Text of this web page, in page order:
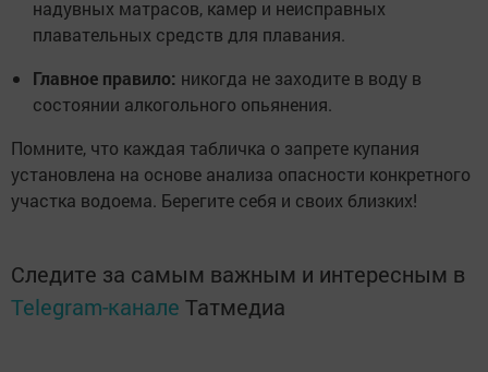
надувных матрасов, камер и неисправных
плавательных средств для плавания.
Главное правило: никогда не заходите в воду в
состоянии алкогольного опьянения.
Помните, что каждая табличка о запрете купания
установлена на основе анализа опасности конкретного
участка водоема. Берегите себя и своих близких!
Следите за самым важным и интересным в
Telegram-канале Татмедиа